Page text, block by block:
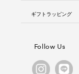
ギフトラッピング
Follow Us